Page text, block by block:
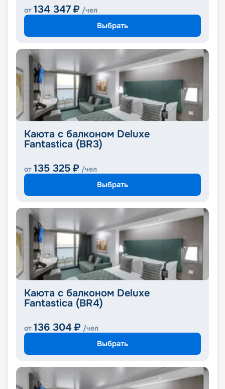
от 134 347 ₽ /чел
Выбрать
Каюта с балконом Deluxe
Fantastica (BR3)
от 135 325 ₽ /чел
Выбрать
Каюта с балконом Deluxe
Fantastica (BR4)
от 136 304 ₽ /чел
Выбрать